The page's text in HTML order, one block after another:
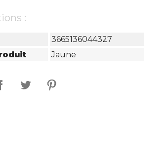
:
3665136044327
Jaune